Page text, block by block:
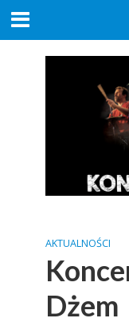
AKTUALNOŚCI
Dżem